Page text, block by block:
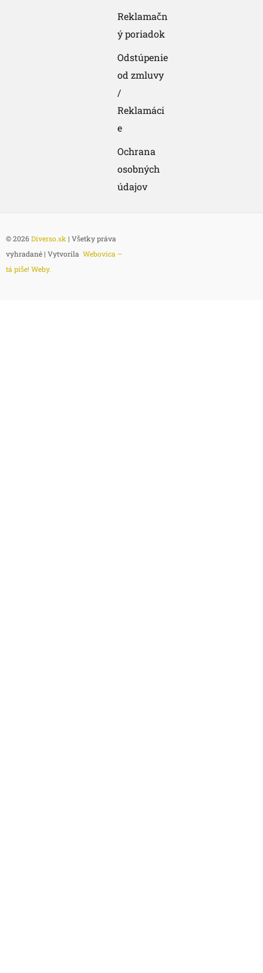
Reklamačn
ý poriadok
Odstúpenie
od zmluvy
/
Reklamáci
e
Ochrana
osobných
údajov
© 2026Diverso.sk | Všetky práva
vyhradané | Vytvorila Webovica –
tá píše! Weby.